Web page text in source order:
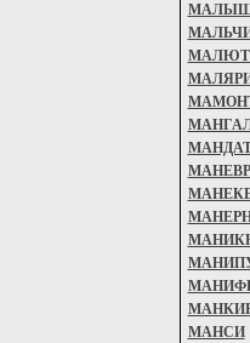
МАНСИ